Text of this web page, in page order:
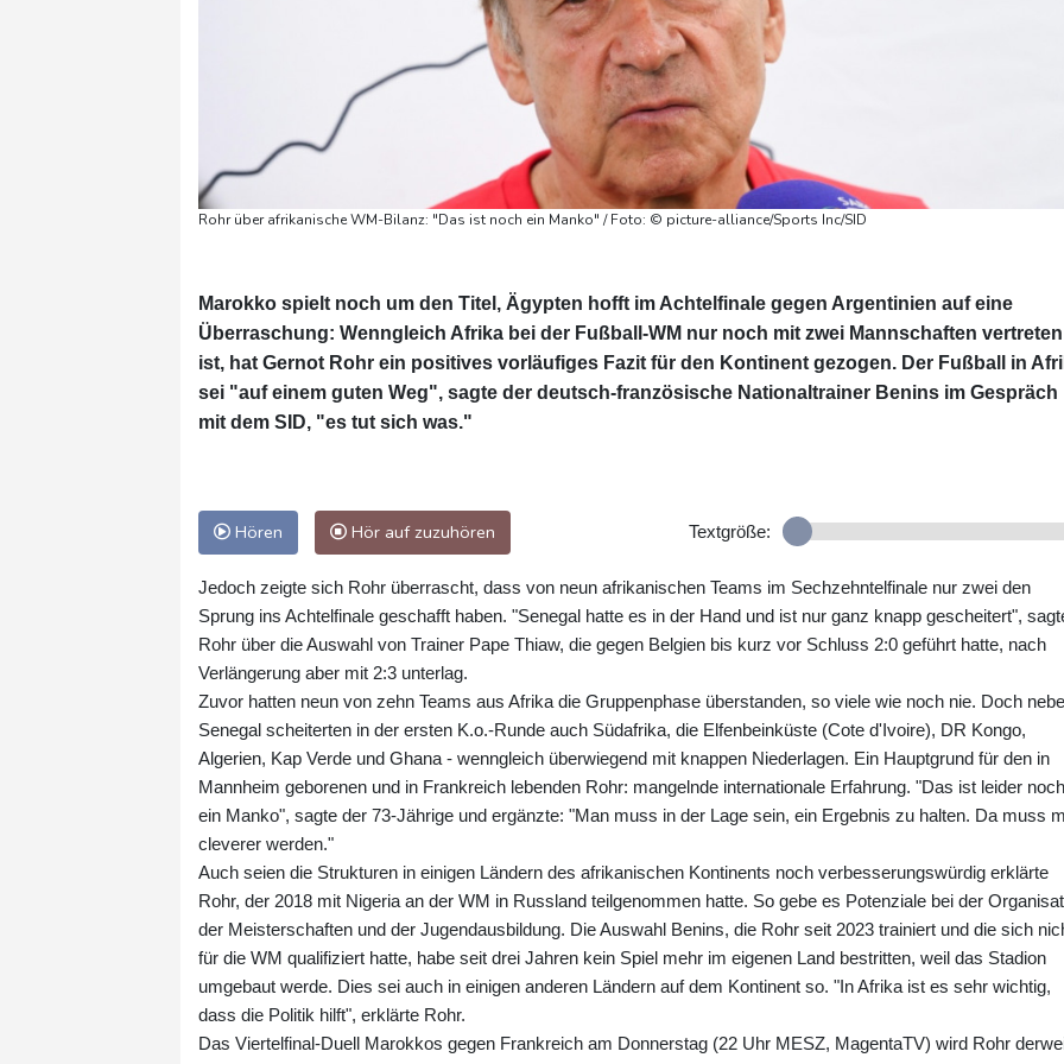
Rohr über afrikanische WM-Bilanz: "Das ist noch ein Manko" / Foto: © picture-alliance/Sports Inc/SID
Marokko spielt noch um den Titel, Ägypten hofft im Achtelfinale gegen Argentinien auf eine
Überraschung: Wenngleich Afrika bei der Fußball-WM nur noch mit zwei Mannschaften vertreten
ist, hat Gernot Rohr ein positives vorläufiges Fazit für den Kontinent gezogen. Der Fußball in
sei "auf einem guten Weg", sagte der deutsch-französische Nationaltrainer Benins im Gespräch
mit dem SID, "es tut sich was."
Hören Hör auf zuzuhören Textgröße:
Jedoch zeigte sich Rohr überrascht, dass von neun afrikanischen Teams im Sechzehntelfinale nur zwei den
Sprung ins Achtelfinale geschafft haben. "Senegal hatte es in der Hand und ist nur ganz knapp gescheitert",
Rohr über die Auswahl von Trainer Pape Thiaw, die gegen Belgien bis kurz vor Schluss 2:0 geführt hatte, nach
Verlängerung aber mit 2:3 unterlag.
Zuvor hatten neun von zehn Teams aus Afrika die Gruppenphase überstanden, so viele wie noch nie. Doch
Senegal scheiterten in der ersten K.o.-Runde auch Südafrika, die Elfenbeinküste (Cote d'Ivoire), DR Kongo,
Algerien, Kap Verde und Ghana - wenngleich überwiegend mit knappen Niederlagen. Ein Hauptgrund für den in
Mannheim geborenen und in Frankreich lebenden Rohr: mangelnde internationale Erfahrung. "Das ist leider noch
ein Manko", sagte der 73-Jährige und ergänzte: "Man muss in der Lage sein, ein Ergebnis zu halten. Da muss
cleverer werden."
Auch seien die Strukturen in einigen Ländern des afrikanischen Kontinents noch verbesserungswürdig erklärte
Rohr, der 2018 mit Nigeria an der WM in Russland teilgenommen hatte. So gebe es Potenziale bei der
der Meisterschaften und der Jugendausbildung. Die Auswahl Benins, die Rohr seit 2023 trainiert und die sich
für die WM qualifiziert hatte, habe seit drei Jahren kein Spiel mehr im eigenen Land bestritten, weil das Stadion
umgebaut werde. Dies sei auch in einigen anderen Ländern auf dem Kontinent so. "In Afrika ist es sehr wichtig,
dass die Politik hilft", erklärte Rohr.
Das Viertelfinal-Duell Marokkos gegen Frankreich am Donnerstag (22 Uhr MESZ, MagentaTV) wird Rohr